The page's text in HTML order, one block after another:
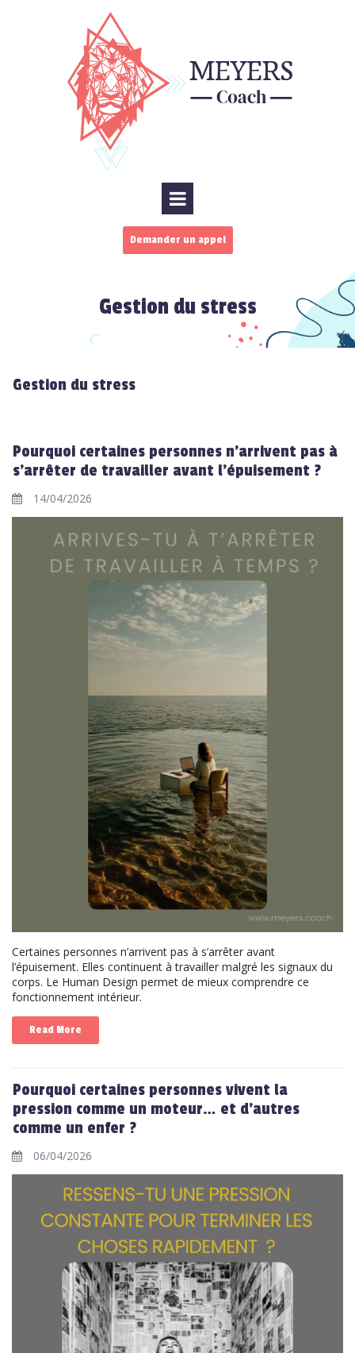
Demander un appel
Gestion du stress
Gestion du stress
Pourquoi certaines personnes n’arrivent pas à
s’arrêter de travailler avant l’épuisement ?
14/04/2026
Certaines personnes n’arrivent pas à s’arrêter avant
l’épuisement. Elles continuent à travailler malgré les signaux du
corps. Le Human Design permet de mieux comprendre ce
fonctionnement intérieur.
Read More
Pourquoi certaines personnes vivent la
pression comme un moteur… et d’autres
comme un enfer ?
06/04/2026